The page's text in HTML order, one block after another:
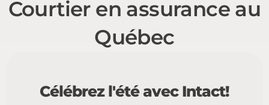
Courtier en assurance au
Québec
Célébrez l'été avec Intact!